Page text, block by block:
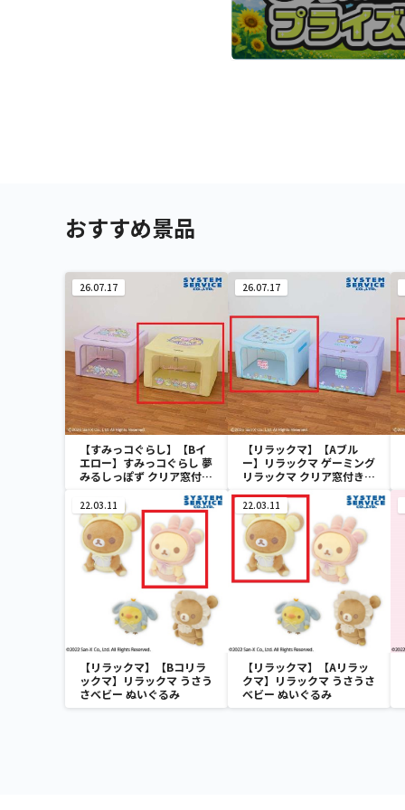
おすすめ景品
26.07.17
【すみっコぐらし】【Bイ
エロー】すみっコぐらし 夢
みるしっぽず クリア窓付き
26.07.17
【リラックマ】【Aブル
ー】リラックマ ゲーミング
リラックマ クリア窓付き収
22.03.11
【リラックマ】【Bコリラ
ックマ】リラックマ うさう
さべビー ぬいぐるみ
22.03.11
【リラックマ】【Aリラッ
クマ】リラックマ うさうさ
べビー ぬいぐるみ